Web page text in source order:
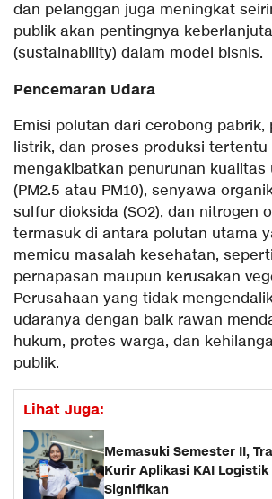
dan pelanggan juga meningkat
publik akan pentingnya
(sustainability) dalam model bisnis.
Pencemaran Udara
Emisi polutan dari cerobong pabrik,
listrik, dan proses produksi tertentu
mengakibatkan penurunan kualitas
(PM2.5 atau PM10), senyawa
sulfur dioksida (SO2), dan nitrogen
termasuk di antara polutan utama
memicu masalah kesehatan,
pernapasan maupun kerusakan
Perusahaan yang tidak
udaranya dengan baik rawan
hukum, protes warga, dan
publik.
Lihat Juga:
Memasuki Semester II,
Kurir Aplikasi KAI Logistik
Signifikan